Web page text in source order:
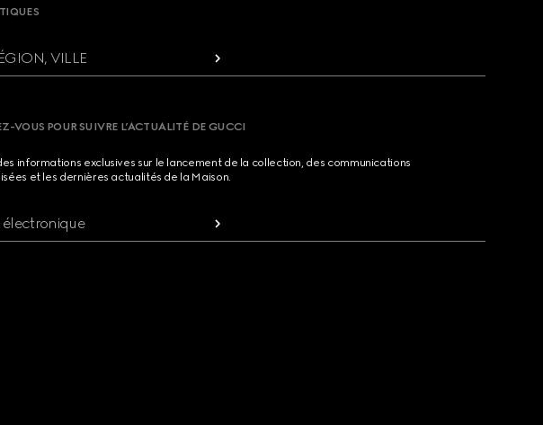
VILLE
VOUS POUR SUIVRE L’ACTUALITÉ DE GUCCI
informations exclusives sur le lancement de la collection, des communications
et les dernières actualités de la Maison.
électronique